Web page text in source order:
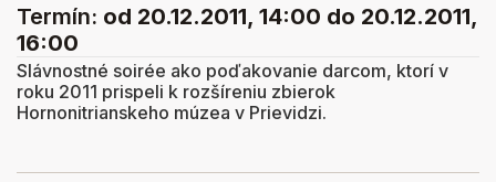
Termín: od 20.12.2011, 14:00 do 20.12.2011,
16:00
Slávnostné soirée ako poďakovanie darcom, ktorí v
roku 2011 prispeli k rozšíreniu zbierok
Hornonitrianskeho múzea v Prievidzi.